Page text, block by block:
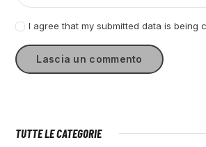
I agree that my submitted data is being
TUTTE LE CATEGORIE